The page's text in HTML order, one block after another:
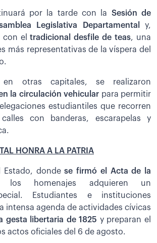
por la tarde con la Sesión de
Legislativa Departamental
y,
con eltradicional desfile de teas, una
más representativas de la víspera del
otras capitales, se realizaron
la circulación vehicular para permitir
estudiantiles que recorren
con banderas, escarapelas y
HONRA A LA PATRIA
Estado, dondese firmó el Acta de la
los homenajes adquieren un
Estudiantes e instituciones
intensa agenda de actividades cívicas
gesta libertaria de 1825 y preparan el
actos oficiales del 6 de agosto.